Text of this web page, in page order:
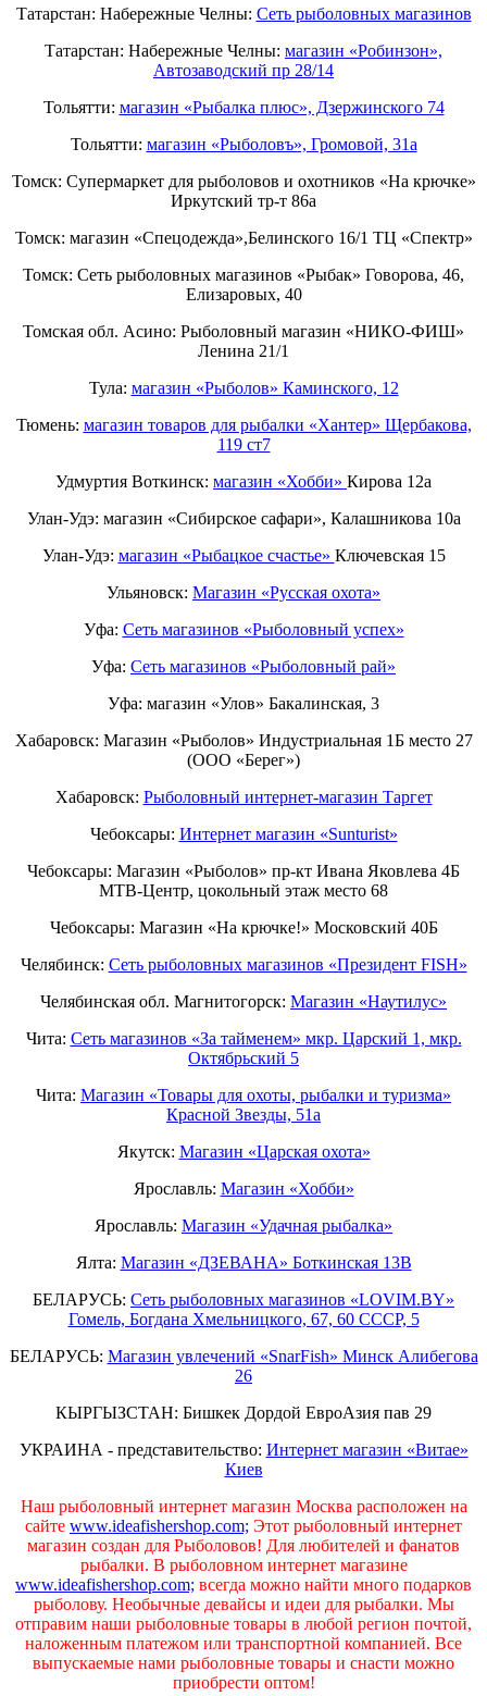
Татарстан: Набережные Челны: Cеть рыболовных магазинов
Татарстан: Набережные Челны: магазин «Робинзон»,
Автозаводский пр 28/14
Тольятти: магазин «Рыбалка плюс», Дзержинского 74
Тольятти: магазин «Рыболовъ», Громовой, 31а
Томск: Супермаркет для рыболовов и охотников «На крючке»
Иркутский тр-т 86а
Томск: магазин «Спецодежда»,Белинского 16/1 ТЦ «Спектр»
Томск: Сеть рыболовных магазинов «Рыбак» Говорова, 46,
Елизаровых, 40
Томская обл. Асино: Рыболовный магазин «НИКО-ФИШ»
Ленина 21/1
Тула: магазин «Рыболов» Каминского, 12
Тюмень: магазин товаров для рыбалки «Хантер» Щербакова,
119 ст7
Удмуртия Воткинск: магазин «Хобби» Кирова 12а
Улан-Удэ: магазин «Сибирское сафари», Калашникова 10а
Улан-Удэ: магазин «Рыбацкое счастье» Ключевская 15
Ульяновск: Магазин «Русская охота»
Уфа: Сеть магазинов «Рыболовный успех»
Уфа: Сеть магазинов «Рыболовный рай»
Уфа: магазин «Улов» Бакалинская, 3
Хабаровск: Магазин «Рыболов» Индустриальная 1Б место 27
(ООО «Берег»)
Хабаровск: Рыболовный интернет-магазин Таргет
Чебоксары: Интернет магазин «Sunturist»
Чебоксары: Магазин «Рыболов» пр-кт Ивана Яковлева 4Б
МТВ-Центр, цокольный этаж место 68
Чебоксары: Магазин «На крючке!» Московский 40Б
Челябинск: Сеть рыболовных магазинов «Президент FISH»
Челябинская обл. Магнитогорск: Магазин «Наутилус»
Чита: Сеть магазинов «За тайменем» мкр. Царский 1, мкр.
Октябрьский 5
Чита: Магазин «Товары для охоты, рыбалки и туризма»
Красной Звезды, 51а
Якутск: Магазин «Царская охота»
Ярославль: Магазин «Хобби»
Ярославль: Магазин «Удачная рыбалка»
Ялта: Магазин «ДЗЕВАНА» Боткинская 13В
БЕЛАРУСЬ: Сеть рыболовных магазинов «LOVIM.BY»
Гомель, Богдана Хмельницкого, 67, 60 СССР, 5
БЕЛАРУСЬ: Магазин увлечений «SnarFish» Минск Алибегова
26
КЫРГЫЗСТАН: Бишкек Дордой ЕвроАзия пав 29
УКРАИНА - представительство: Интернет магазин «Витае»
Киев
Наш рыболовный интернет магазин Москва расположен на
сайте www.ideafishershop.com; Этот рыболовный интернет
магазин создан для Рыболовов! Для любителей и фанатов
рыбалки. В рыболовном интернет магазине
www.ideafishershop.com; всегда можно найти много подарков
рыболову. Необычные девайсы и идеи для рыбалки. Мы
отправим наши рыболовные товары в любой регион почтой,
наложенным платежом или транспортной компанией. Все
выпускаемые нами рыболовные товары и снасти можно
приобрести оптом!